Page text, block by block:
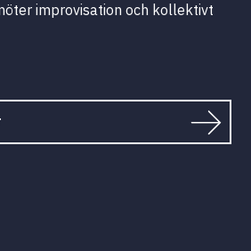
improvisation och kollektivt